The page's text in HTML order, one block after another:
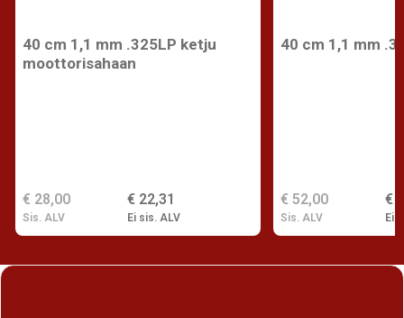
40 cm 1,1 mm .325LP ketju
moottorisahaan
€ 22,31
Ei sis. ALV
€ 28,00
Sis. ALV
40 cm 1,1 mm
€
Ei
€ 52,00
Sis. ALV